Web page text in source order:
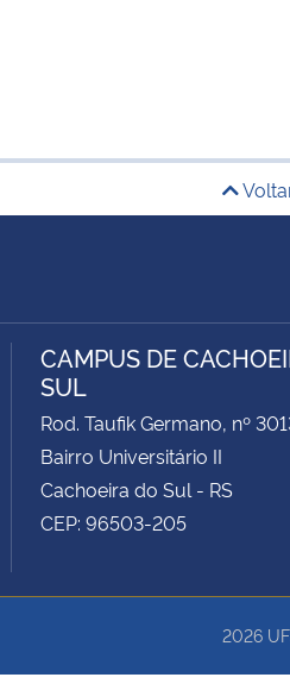
CAMPUS DE
SUL
Rod. Taufik Germano, nº
Bairro Universitário II
Cachoeira do Sul - RS
CEP: 96503-205
2026